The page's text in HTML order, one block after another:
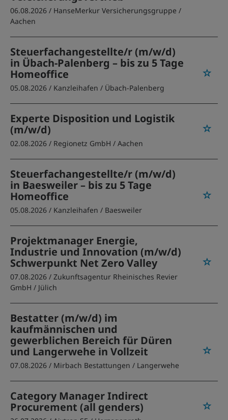
06.08.2026 / HanseMerkur Versicherungsgruppe /
Aachen
Steuerfachangestellte/r (m/w/d)
in Übach-Palenberg – bis zu 5 Tage
Homeoffice
05.08.2026 / Kanzleihafen / Übach-Palenberg
Experte Disposition und Logistik
(m/w/d)
02.08.2026 / Regionetz GmbH / Aachen
Steuerfachangestellte/r (m/w/d)
in Baesweiler – bis zu 5 Tage
Homeoffice
05.08.2026 / Kanzleihafen / Baesweiler
Projektmanager Energie,
Industrie und Innovation (m/w/d)
Schwerpunkt Net Zero Valley
07.08.2026 / Zukunftsagentur Rheinisches Revier
GmbH / Jülich
Bestatter (m/w/d) im
kaufmännischen und
gewerblichen Bereich für Düren
und Langerwehe in Vollzeit
07.08.2026 / Mirbach Bestattungen / Langerwehe
Category Manager Indirect
Procurement (all genders)